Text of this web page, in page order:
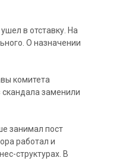
в отставку. На
О назначении
комитета
заменили
занимал пост
работал и
структурах. В